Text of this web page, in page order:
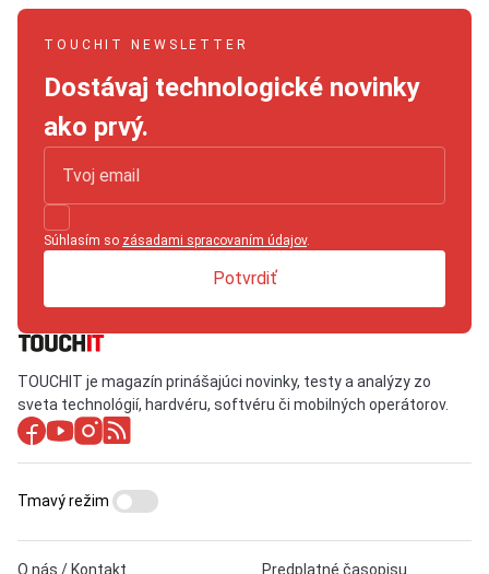
TOUCHIT NEWSLETTER
Dostávaj technologické novinky
ako prvý.
Súhlasím so zásadami spracovaním údajov.
Potvrdiť
TOUCHIT je magazín prinášajúci novinky, testy a analýzy zo
sveta technológií, hardvéru, softvéru či mobilných operátorov.
O nás / Kontakt Predplatné časopisu
Tmavý režim